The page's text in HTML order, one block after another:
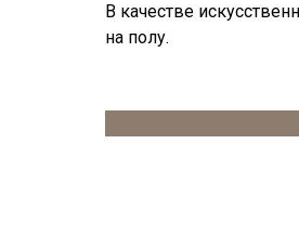
В качестве
на полу.